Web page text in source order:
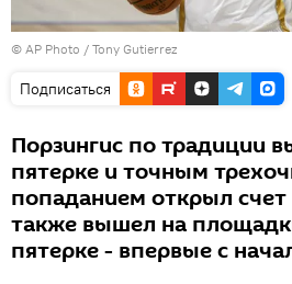
© AP Photo / Tony Gutierrez
Подписаться
Порзингис по традиции
пятерке и точным
попаданием открыл счет
также вышел на
пятерке - впервые с